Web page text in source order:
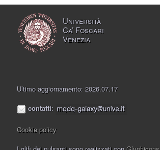
Università
Ca’ Foscari
Venezia
Ultimo aggiornamento: 2026.07.17
contatti:
Cookie policy